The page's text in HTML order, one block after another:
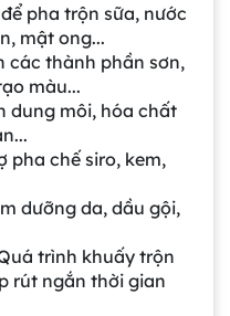
pha trộn sữa, nước
mật ong...
các thành phần sơn,
màu...
dung môi, hóa chất
pha chế siro, kem,
dưỡng da, dầu gội,
trình khuấy trộn
rút ngắn thời gian